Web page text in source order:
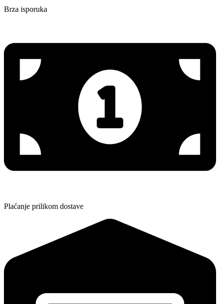
Brza isporuka
Plaćanje prilikom dostave